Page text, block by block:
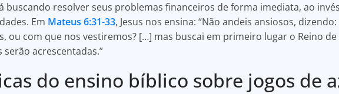
buscando resolver seus problemas financeiros de forma imediata, ao
Em Mateus 6:31-33, Jesus nos ensina: “Não andeis ansiosos, dizendo:
ou com que nos vestiremos? […] mas buscai em primeiro lugar o Reino de
serão acrescentadas.”
do ensino bíblico sobre jogos de